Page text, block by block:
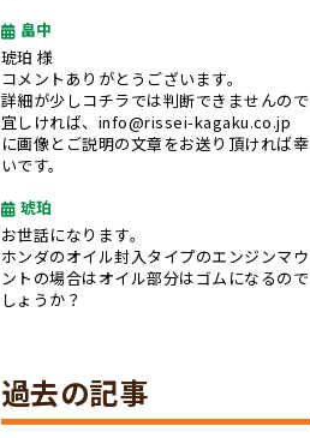
畠中
琥珀 様
コメントありがとうございます。
詳細が少しコチラでは判断できませんので
宜しければ、info@rissei-kagaku.co.jp
に画像とご説明の文章をお送り頂ければ幸
いです。
琥珀
お世話になります。
ホンダのオイル封入タイプのエンジンマウ
ントの場合はオイル部分はゴムになるので
しょうか？
過去の記事